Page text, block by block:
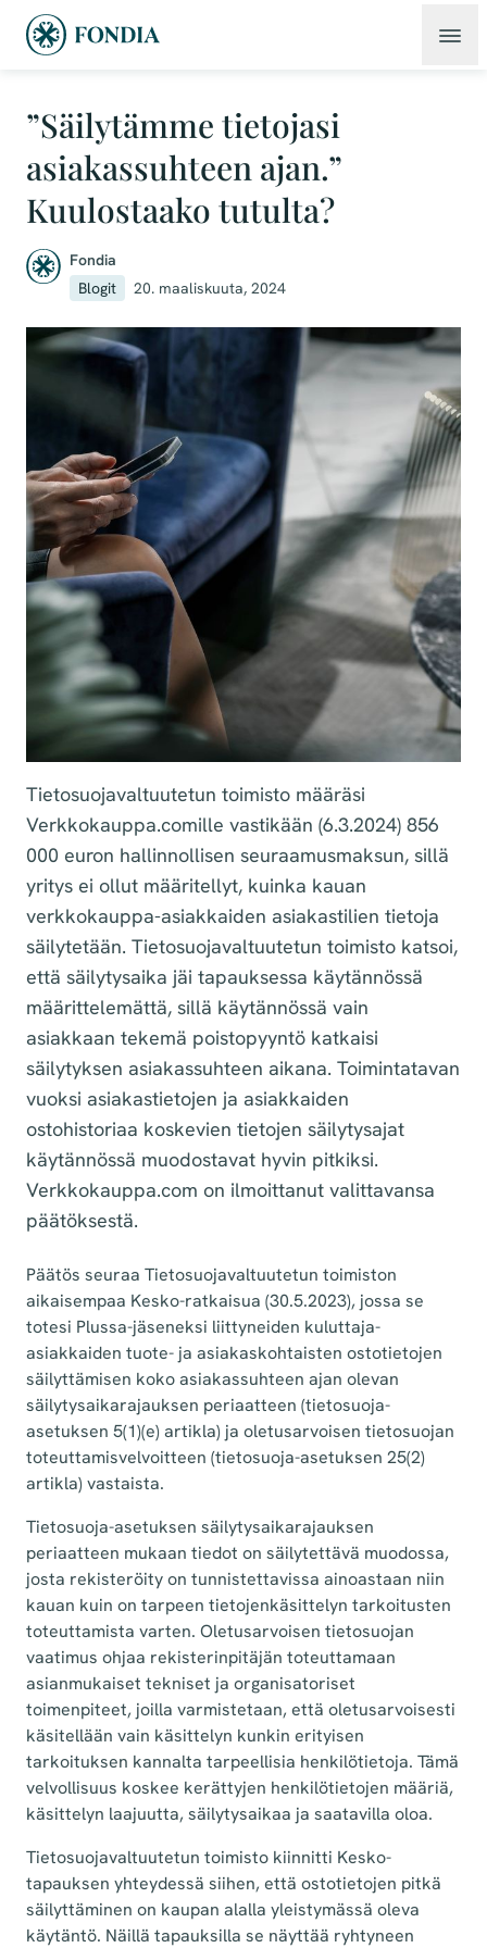
”Säilytämme tietojasi
asiakassuhteen ajan.”
Kuulostaako tutulta?
Fondia
Blogit
20. maaliskuuta, 2024
Tietosuojavaltuutetun toimisto määräsi
Verkkokauppa.comille vastikään (6.3.2024) 856
000 euron hallinnollisen seuraamusmaksun, sillä
yritys ei ollut määritellyt, kuinka kauan
verkkokauppa-asiakkaiden asiakastilien tietoja
säilytetään. Tietosuojavaltuutetun toimisto katsoi,
että säilytysaika jäi tapauksessa käytännössä
määrittelemättä, sillä käytännössä vain
asiakkaan tekemä poistopyyntö katkaisi
säilytyksen asiakassuhteen aikana. Toimintatavan
vuoksi asiakastietojen ja asiakkaiden
ostohistoriaa koskevien tietojen säilytysajat
käytännössä muodostavat hyvin pitkiksi.
Verkkokauppa.com on ilmoittanut valittavansa
päätöksestä.
Päätös seuraa Tietosuojavaltuutetun toimiston
aikaisempaa Kesko-ratkaisua (30.5.2023), jossa se
totesi Plussa-jäseneksi liittyneiden kuluttaja-
asiakkaiden tuote- ja asiakaskohtaisten ostotietojen
säilyttämisen koko asiakassuhteen ajan olevan
säilytysaikarajauksen periaatteen (tietosuoja-
asetuksen 5(1)(e) artikla) ja oletusarvoisen tietosuojan
toteuttamisvelvoitteen (tietosuoja-asetuksen 25(2)
artikla) vastaista.
Tietosuoja-asetuksen säilytysaikarajauksen
periaatteen mukaan tiedot on säilytettävä muodossa,
josta rekisteröity on tunnistettavissa ainoastaan niin
kauan kuin on tarpeen tietojenkäsittelyn tarkoitusten
toteuttamista varten. Oletusarvoisen tietosuojan
vaatimus ohjaa rekisterinpitäjän toteuttamaan
asianmukaiset tekniset ja organisatoriset
toimenpiteet, joilla varmistetaan, että oletusarvoisesti
käsitellään vain käsittelyn kunkin erityisen
tarkoituksen kannalta tarpeellisia henkilötietoja. Tämä
velvollisuus koskee kerättyjen henkilötietojen määriä,
käsittelyn laajuutta, säilytysaikaa ja saatavilla oloa.
Tietosuojavaltuutetun toimisto kiinnitti Kesko-
tapauksen yhteydessä siihen, että ostotietojen pitkä
säilyttäminen on kaupan alalla yleistymässä oleva
käytäntö. Näillä tapauksilla se näyttää ryhtyneen